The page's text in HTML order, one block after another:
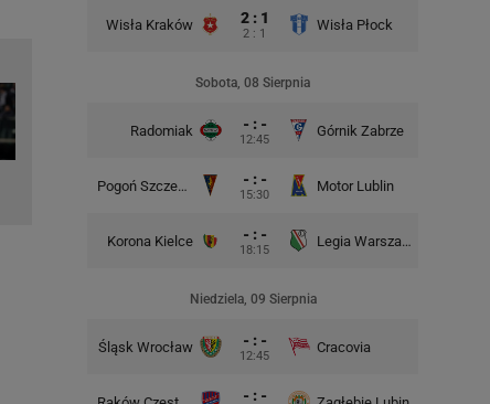
Wisła Kraków 2 : 1
2 : 1
Wisła Płock
Sobota, 08 Sierpnia
Radomiak - : -
12:45
Górnik Zabrze
Pogoń Szczecin - : -
15:30
Motor Lublin
Korona Kielce - : -
18:15
Legia Warszawa
Niedziela, 09 Sierpnia
Śląsk Wrocław - : -
12:45
Cracovia
- : -